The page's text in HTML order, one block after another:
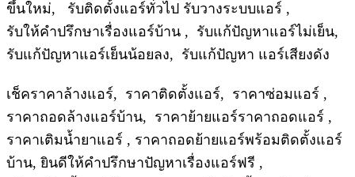
ขึ้นใหม่, รับติดตั้งแอร์ทั่วไป รับวางระบบแอร์ ,
รับให้คำปรึกษาเรื่องแอร์บ้าน , รับแก้ปัญหาแอร์ไม่เย็น,
รับแก้ปัญหาแอร์เย็นน้อยลง, รับแก้ปัญหา แอร์เสียงดัง
เช็คราคาล้างแอร์, ราคาติดตั้งแอร์, ราคาซ่อมแอร์ ,
ราคาถอดล้างแอร์บ้าน, ราคาย้ายแอร์ราคาถอดแอร์ ,
ราคาเติมน้ำยาแอร์ , ราคาถอดย้ายแอร์พร้อมติดตั้งแอร์
บ้าน, ยินดีให้คำปรึกษาปัญหาเรื่องแอร์ฟรี ,